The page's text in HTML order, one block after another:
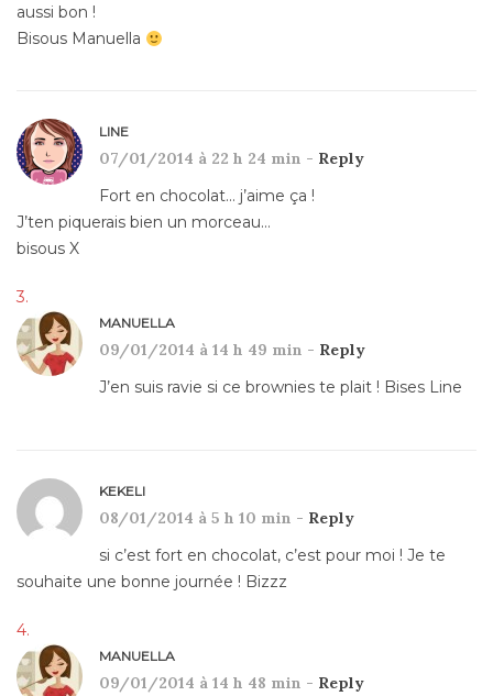
aussi bon !
Bisous Manuella
LINE
07/01/2014 à 22 h 24 min - Reply
Fort en chocolat… j’aime ça !
J’ten piquerais bien un morceau…
bisous X
MANUELLA
09/01/2014 à 14 h 49 min - Reply
J’en suis ravie si ce brownies te plait ! Bises Line
KEKELI
08/01/2014 à 5 h 10 min - Reply
si c’est fort en chocolat, c’est pour moi ! Je te
souhaite une bonne journée ! Bizzz
MANUELLA
09/01/2014 à 14 h 48 min - Reply